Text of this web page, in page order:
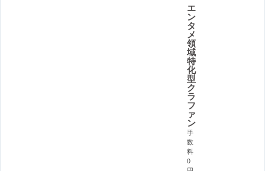
エ
ン
タ
メ
領
域
特
化
型
ク
ラ
フ
ァ
ン
手
数
料
0